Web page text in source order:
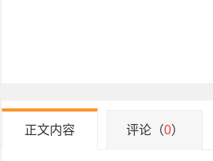
正文内容 评论（0）